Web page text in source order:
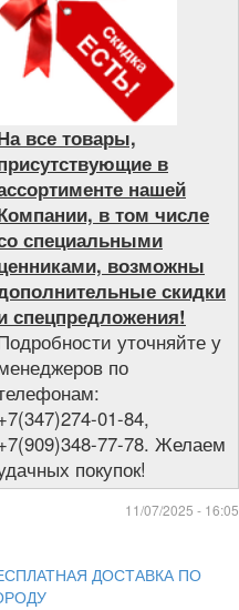
все товары,
в
нашей
в том числе
специальными
возможны
скидки
спецпредложения!
уточняйте у
по
01-84,
77-78. Желаем
покупок!
11/07/2025 - 16:05
ДОСТАВКА ПО